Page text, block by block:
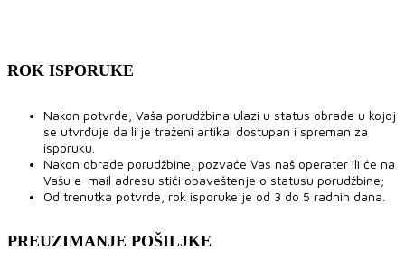
ROK ISPORUKE
Nakon potvrde, Vaša porudžbina ulazi u status obrade u kojoj
se utvrđuje da li je traženi artikal dostupan i spreman za
isporuku.
Nakon obrade porudžbine, pozvaće Vas naš operater ili će na
Vašu e-mail adresu stići obaveštenje o statusu porudžbine;
Od trenutka potvrde, rok isporuke je od 3 do 5 radnih dana.
PREUZIMANJE POŠILJKE